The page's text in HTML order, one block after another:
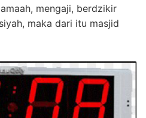
mengaji, berdzikir
maka dari itu masjid